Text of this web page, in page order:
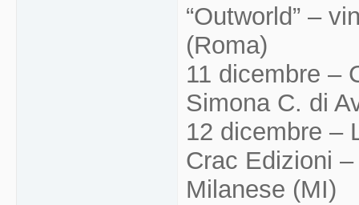
“Outworld” –
(Roma)
11 dicembre –
Simona C. di
12 dicembre –
Crac Edizioni
Milanese (MI)